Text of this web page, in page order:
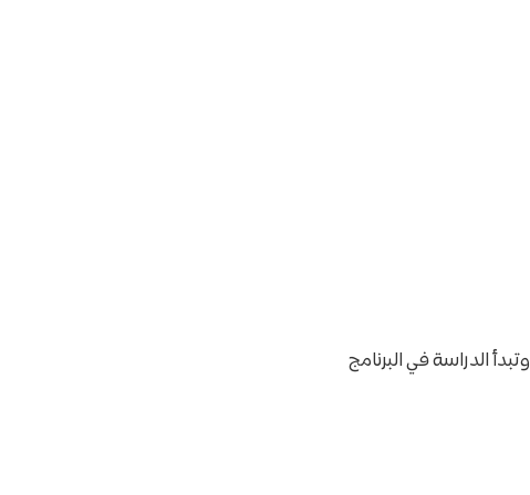
يفتح التقديم في 1 يونيو 2026 وينتهي في 19 أغسطس 2026 وتبدأ الدراسة في البرنامج